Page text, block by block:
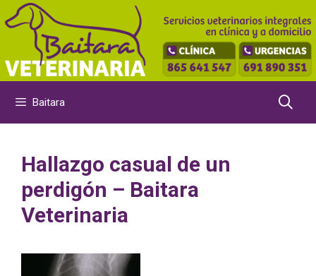
Saltar
al
contenido
Baitara
Hallazgo casual de un
perdigón – Baitara
Veterinaria